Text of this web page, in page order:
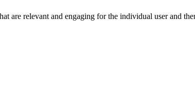
are relevant and engaging for the individual user and